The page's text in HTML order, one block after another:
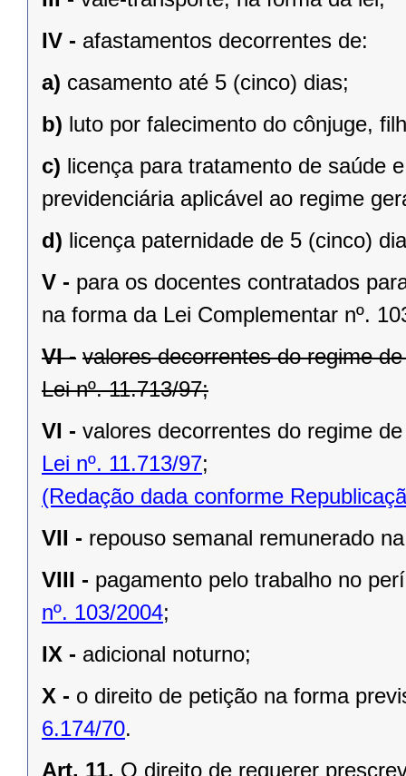
IV - afastamentos decorrentes de:
a) casamento até 5 (cinco) dias;
b) luto por falecimento do cônjuge,
c) licença para tratamento de saúde
previdenciária aplicável ao regime
d) licença paternidade de 5 (cinco)
V - para os docentes contratados
na forma da Lei Complementar nº.
VI - valores decorrentes do regime
Lei nº. 11.713/97;
VI - valores decorrentes do regime
Lei nº. 11.713/97;
(Redação dada conforme
VII - repouso semanal remunerado
VIII - pagamento pelo trabalho no
nº. 103/2004;
IX - adicional noturno;
X - o direito de petição na forma
6.174/70.
Art. 11. O direito de requerer